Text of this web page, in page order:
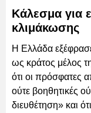
Κάλεσμα για
κλιμάκωσης
Η Ελλάδα
ως κράτος μέλος
ότι οι πρόσφατες
ούτε βοηθητικές
διευθέτηση» και